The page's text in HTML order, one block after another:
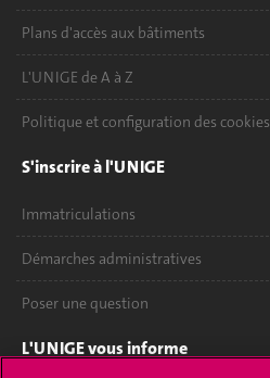
Plans d'accès aux bâtiments
L'UNIGE de A à Z
Politique et configuration des cookies
S'inscrire à l'UNIGE
Immatriculations
Démarches administratives
Poser une question
L'UNIGE vous informe